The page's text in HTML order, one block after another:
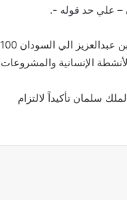
– علي حد قوله -.
وكشف السفير السعودي بانه سيتم يوم الاثنين القادم تدشين منحة مركز الملك سلمان بن عبدالعزيز الي السودان 100
الإنسانية والمشروعات
سلمان تأكيداً لالتزام